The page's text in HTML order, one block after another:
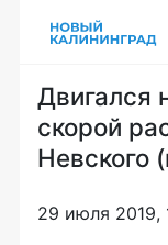
Двигался
скорой
Невского
29 июля 2019,